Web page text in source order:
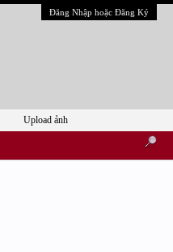
Đăng Nhập hoặc Đăng Ký
Upload ảnh